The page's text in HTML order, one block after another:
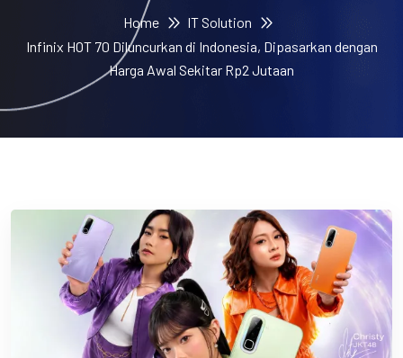
Home
IT Solution
Infinix HOT 70 Diluncurkan di Indonesia, Dipasarkan dengan
Harga Awal Sekitar Rp2 Jutaan